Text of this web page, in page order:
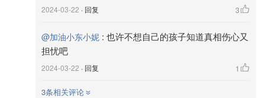
瓜却在往更加离谱的方向发展...
2024-03-22 · 回复 3
@加油小东小妮 : 也许不想自己的孩子知道真相伤心又
担忧吧
2024-03-22 · 回复 1
3条相关评论